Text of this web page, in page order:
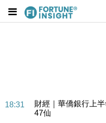
18:31
財經｜華僑銀行上
47仙